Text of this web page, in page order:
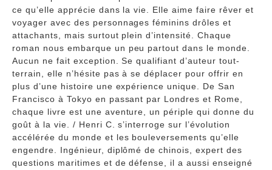
ce qu’elle apprécie dans la vie. Elle aime faire rêver et
voyager avec des personnages féminins drôles et
attachants, mais surtout plein d’intensité. Chaque
roman nous embarque un peu partout dans le monde.
Aucun ne fait exception. Se qualifiant d’auteur tout-
terrain, elle n’hésite pas à se déplacer pour offrir en
plus d’une histoire une expérience unique. De San
Francisco à Tokyo en passant par Londres et Rome,
chaque livre est une aventure, un périple qui donne du
goût à la vie. / Henri C. s’interroge sur l’évolution
accélérée du monde et les bouleversements qu’elle
engendre. Ingénieur, diplômé de chinois, expert des
questions maritimes et de défense, il a aussi enseigné